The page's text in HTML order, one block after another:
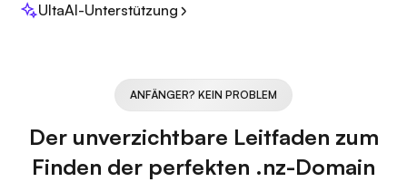
UltaAI-Unterstützung
ANFÄNGER? KEIN PROBLEM
Der unverzichtbare Leitfaden zum
Finden der perfekten .nz-Domain